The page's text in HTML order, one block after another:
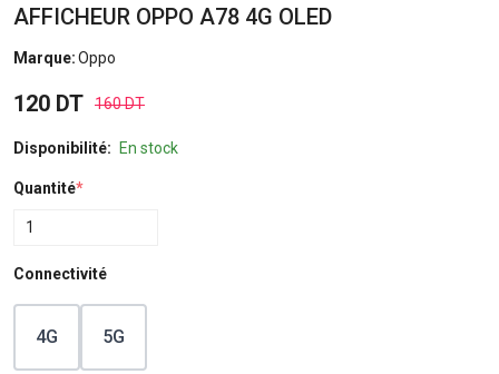
AFFICHEUR OPPO A78 4G OLED
Marque:Oppo
120 DT 160 DT
Disponibilité: En stock
Quantité*
Connectivité
4G 5G